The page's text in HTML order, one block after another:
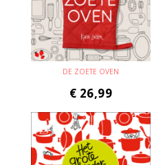
DE ZOETE OVEN
€ 26,99